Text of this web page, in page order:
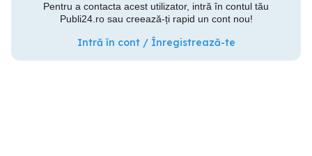
Pentru a contacta acest utilizator, intră în contul tău
Publi24.ro sau creează-ți rapid un cont nou!
Intră în cont / Înregistrează-te